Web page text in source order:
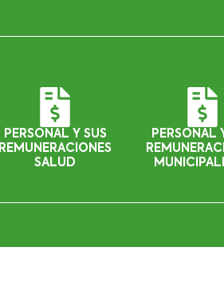
PERSONAL Y SUS
REMUNERACIONES
SALUD
PERSONAL